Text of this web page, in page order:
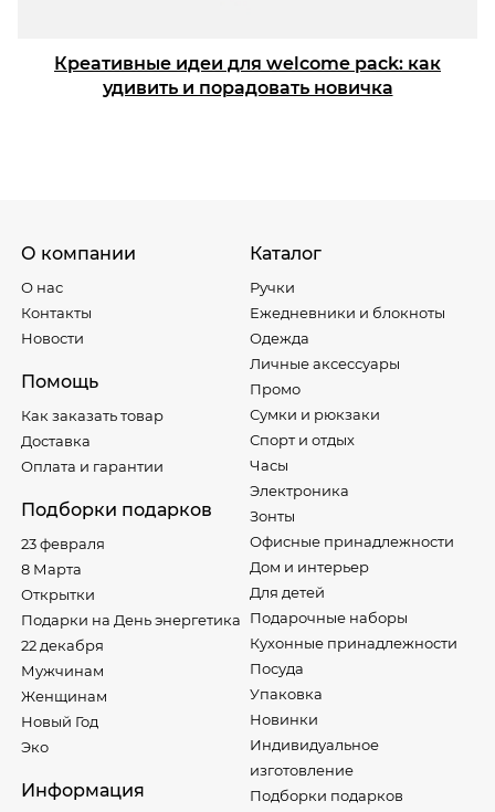
Креативные идеи для welcome pack: как
удивить и порадовать новичка
О компании
О нас
Контакты
Новости
Помощь
Как заказать товар
Доставка
Оплата и гарантии
Подборки подарков
23 февраля
8 Марта
Открытки
Подарки на День энергетика
22 декабря
Мужчинам
Женщинам
Новый Год
Эко
Информация
Каталог
Ручки
Ежедневники и блокноты
Одежда
Личные аксессуары
Промо
Сумки и рюкзаки
Спорт и отдых
Часы
Электроника
Зонты
Офисные принадлежности
Дом и интерьер
Для детей
Подарочные наборы
Кухонные принадлежности
Посуда
Упаковка
Новинки
Индивидуальное
изготовление
Подборки подарков